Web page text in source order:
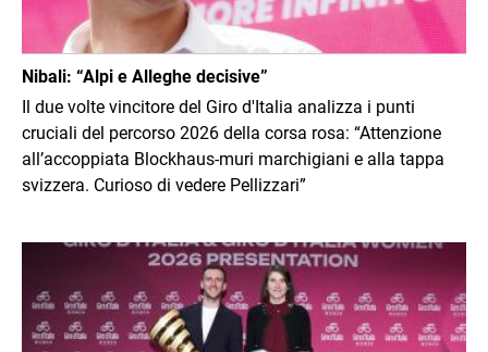
Nibali: “Alpi e Alleghe decisive”
Il due volte vincitore del Giro d'Italia analizza i punti
cruciali del percorso 2026 della corsa rosa: “Attenzione
all’accoppiata Blockhaus-muri marchigiani e alla tappa
svizzera. Curioso di vedere Pellizzari”
Immagine